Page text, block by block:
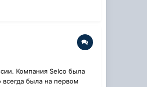
Компания Selco была
всегда была на первом